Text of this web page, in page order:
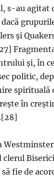
s-au agitat
și
și, în
politic,
spirituală
în
clerul
fie de